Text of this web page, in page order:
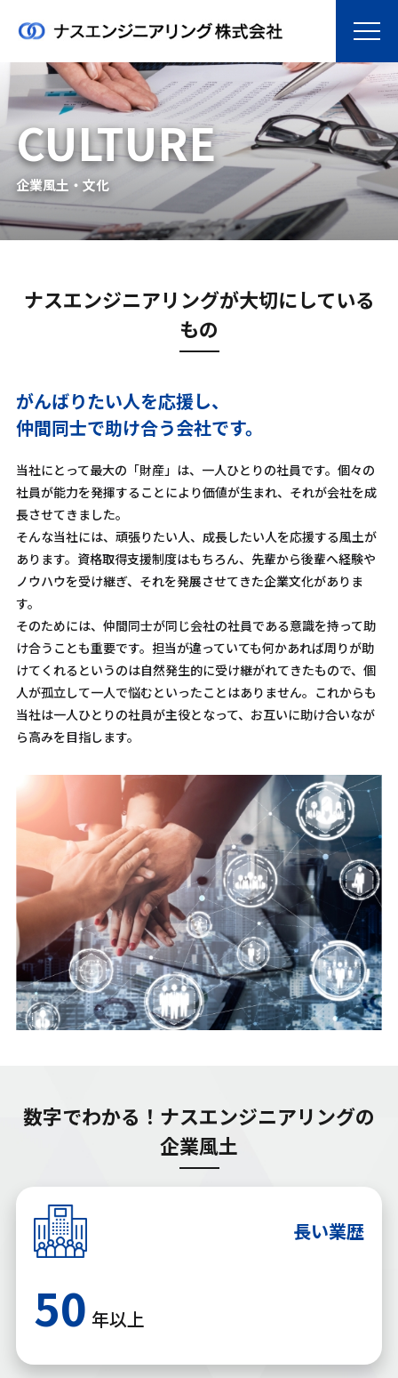
CULTURE
企業風土・文化
ナスエンジニアリングが大切にしている
もの
がんばりたい人を応援し、
仲間同士で助け合う会社です。
当社にとって最大の「財産」は、一人ひとりの社員です。個々の
社員が能力を発揮することにより価値が生まれ、それが会社を成
長させてきました。
そんな当社には、頑張りたい人、成長したい人を応援する風土が
あります。資格取得支援制度はもちろん、先輩から後輩へ経験や
ノウハウを受け継ぎ、それを発展させてきた企業文化がありま
す。
そのためには、仲間同士が同じ会社の社員である意識を持って助
け合うことも重要です。担当が違っていても何かあれば周りが助
けてくれるというのは自然発生的に受け継がれてきたもので、個
人が孤立して一人で悩むといったことはありません。これからも
当社は一人ひとりの社員が主役となって、お互いに助け合いなが
ら高みを目指します。
数字でわかる！ナスエンジニアリングの
企業風土
長い業歴
50 年以上